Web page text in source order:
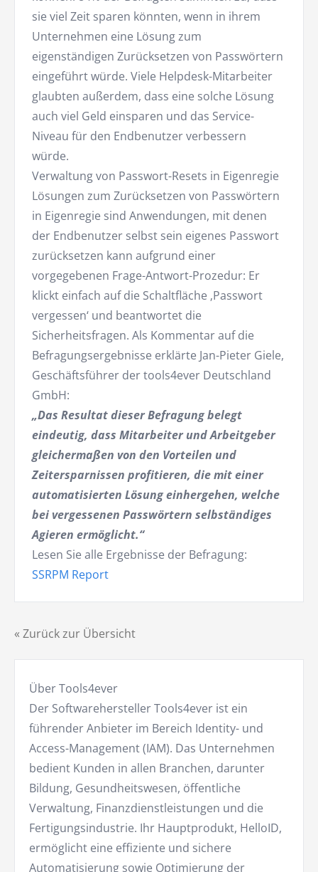
« Zurück zur Übersicht
Über Tools4ever
Der Softwarehersteller Tools4ever ist ein
führender Anbieter im Bereich Identity- und
Access-Management (IAM). Das Unternehmen
bedient Kunden in allen Branchen, darunter
Bildung, Gesundheitswesen, öffentliche
Verwaltung, Finanzdienstleistungen und die
Fertigungsindustrie. Ihr Hauptprodukt, HelloID,
ermöglicht eine effiziente und sichere
Automatisierung sowie Optimierung der
sie viel Zeit sparen könnten, wenn in ihrem
Unternehmen eine Lösung zum
eigenständigen Zurücksetzen von Passwörtern
eingeführt würde. Viele Helpdesk-Mitarbeiter
glaubten außerdem, dass eine solche Lösung
auch viel Geld einsparen und das Service-
Niveau für den Endbenutzer verbessern
würde.
Verwaltung von Passwort-Resets in Eigenregie
Lösungen zum Zurücksetzen von Passwörtern
in Eigenregie sind Anwendungen, mit denen
der Endbenutzer selbst sein eigenes Passwort
zurücksetzen kann aufgrund einer
vorgegebenen Frage-Antwort-Prozedur: Er
klickt einfach auf die Schaltfläche ‚Passwort
vergessen‘ und beantwortet die
Sicherheitsfragen. Als Kommentar auf die
Befragungsergebnisse erklärte Jan-Pieter Giele,
Geschäftsführer der tools4ever Deutschland
GmbH:
„Das Resultat dieser Befragung belegt
eindeutig, dass Mitarbeiter und Arbeitgeber
gleichermaßen von den Vorteilen und
Zeitersparnissen profitieren, die mit einer
automatisierten Lösung einhergehen, welche
bei vergessenen Passwörtern selbständiges
Agieren ermöglicht.“
Lesen Sie alle Ergebnisse der Befragung:
SSRPM Report